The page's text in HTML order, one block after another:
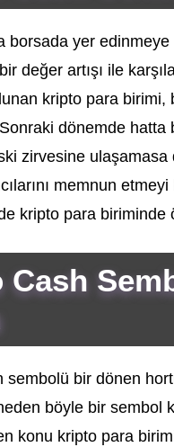
borsada yer
değer artışı ile
kripto para
dönemde
zirvesine
memnun
kripto para
Cash
bir dönen
böyle bir sembol
konu kripto para